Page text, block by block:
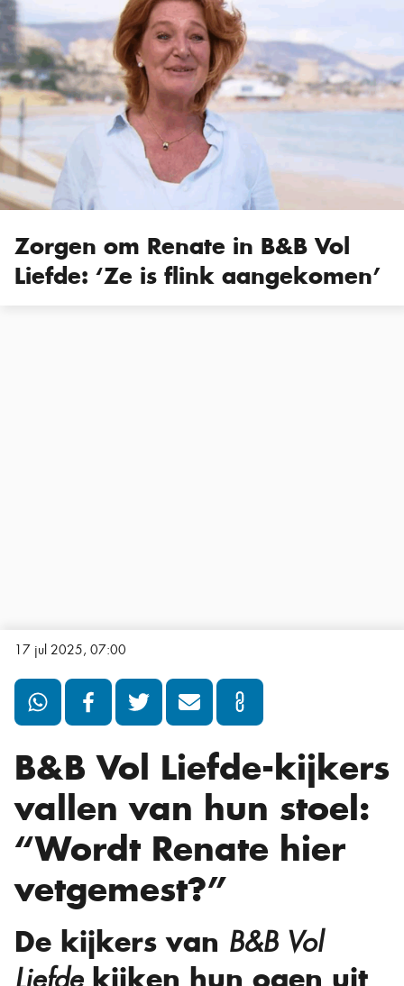
Zorgen om Renate in B&B Vol
Liefde: ‘Ze is flink aangekomen’
17 jul 2025, 07:00
B&B Vol Liefde-kijkers
vallen van hun stoel:
“Wordt Renate hier
vetgemest?”
De kijkers van B&B Vol
kijken hun ogen uit